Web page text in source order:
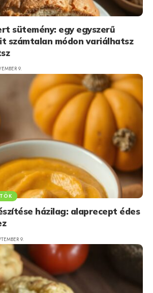
sütemény: egy egyszerű
számtalan módon variálhatsz
9.
házilag: alaprecept édes
9.